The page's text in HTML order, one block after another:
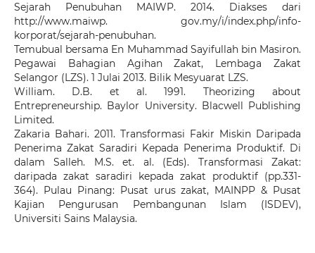
Sejarah Penubuhan MAIWP. 2014. Diakses dari
http://www.maiwp. gov.my/i/index.php/info-
korporat/sejarah-penubuhan.
Temubual bersama En Muhammad Sayifullah bin Masiron.
Pegawai Bahagian Agihan Zakat, Lembaga Zakat
Selangor (LZS). 1 Julai 2013. Bilik Mesyuarat LZS.
William. D.B. et al. 1991. Theorizing about
Entrepreneurship. Baylor University. Blacwell Publishing
Limited.
Zakaria Bahari. 2011. Transformasi Fakir Miskin Daripada
Penerima Zakat Saradiri Kepada Penerima Produktif. Di
dalam Salleh. M.S. et. al. (Eds). Transformasi Zakat:
daripada zakat saradiri kepada zakat produktif (pp.331-
364). Pulau Pinang: Pusat urus zakat, MAINPP & Pusat
Kajian Pengurusan Pembangunan Islam (ISDEV),
Universiti Sains Malaysia.